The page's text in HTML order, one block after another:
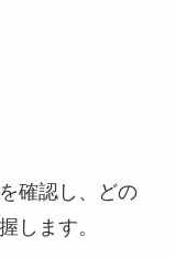
確認し、どの
します。